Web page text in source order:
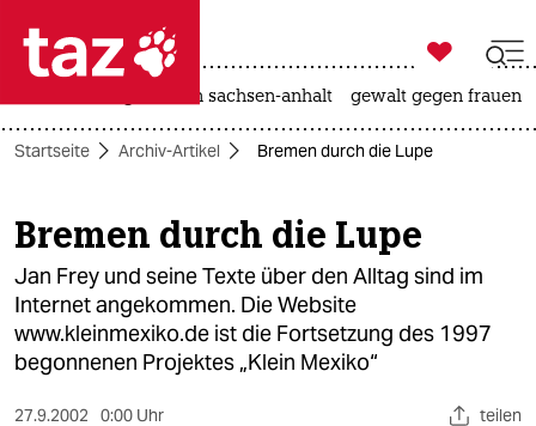
 taz zahl ich
taz zahl ich
themen
politik
öko
gesellschaft

taz zahl ich
landtagswahl in sachsen-anhalt gewalt gegen frauen
Startseite Archiv-Artikel Bremen durch die Lupe
Bremen durch die Lupe
Jan Frey und seine Texte über den Alltag sind im
Internet angekommen. Die Website
www.kleinmexiko.de ist die Fortsetzung des 1997
begonnenen Projektes „Klein Mexiko“
27.9.2002 0:00 Uhr teilen